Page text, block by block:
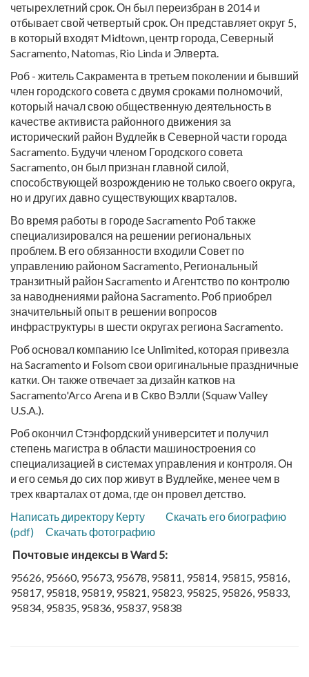
четырехлетний срок. Он был переизбран в 2014 и
отбывает свой четвертый срок. Он представляет округ 5,
в который входят Midtown, центр города, Северный
Sacramento, Natomas, Rio Linda и Элверта.
Роб - житель Сакрамента в третьем поколении и бывший
член городского совета с двумя сроками полномочий,
который начал свою общественную деятельность в
качестве активиста районного движения за
исторический район Вудлейк в Северной части города
Sacramento. Будучи членом Городского совета
Sacramento, он был признан главной силой,
способствующей возрождению не только своего округа,
но и других давно существующих кварталов.
Во время работы в городе Sacramento Роб также
специализировался на решении региональных
проблем. В его обязанности входили Совет по
управлению районом Sacramento, Региональный
транзитный район Sacramento и Агентство по контролю
за наводнениями района Sacramento. Роб приобрел
значительный опыт в решении вопросов
инфраструктуры в шести округах региона Sacramento.
Роб основал компанию Ice Unlimited, которая привезла
на Sacramento и Folsom свои оригинальные праздничные
катки. Он также отвечает за дизайн катков на
Sacramento'Arco Arena и в Скво Вэлли (Squaw Valley
U.S.A.).
Роб окончил Стэнфордский университет и получил
степень магистра в области машиностроения со
специализацией в системах управления и контроля. Он
и его семья до сих пор живут в Вудлейке, менее чем в
трех кварталах от дома, где он провел детство.
Написать директору Керту
Скачать его биографию
(pdf)
Скачать фотографию
Почтовые индексы в Ward 5:
95626, 95660, 95673, 95678, 95811, 95814, 95815, 95816,
95817, 95818, 95819, 95821, 95823, 95825, 95826, 95833,
95834, 95835, 95836, 95837, 95838